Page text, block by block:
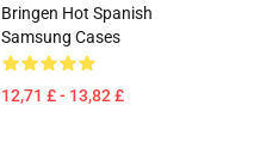
Bringen Hot Spanish
Samsung Cases
12,71 £ - 13,82 £